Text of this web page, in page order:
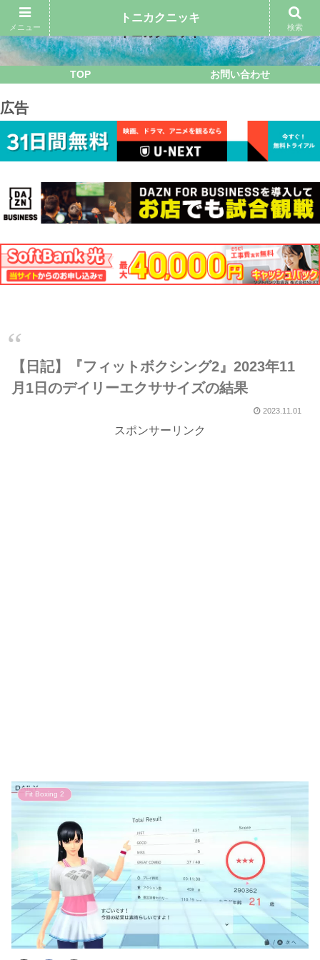
TOP お問い合わせ
広告
【日記】『フィットボクシング2』2023年11
月1日のデイリーエクササイズの結果
2023.11.01
スポンサーリンク
Fit Boxing 2
メニュー
トニカクニッキ
検索